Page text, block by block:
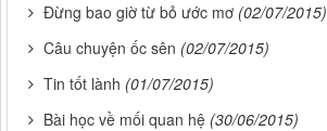
Đừng bao giờ từ bỏ ước mơ (02/07/2015)
Câu chuyện ốc sên (02/07/2015)
Tin tốt lành (01/07/2015)
Bài học về mối quan hệ (30/06/2015)